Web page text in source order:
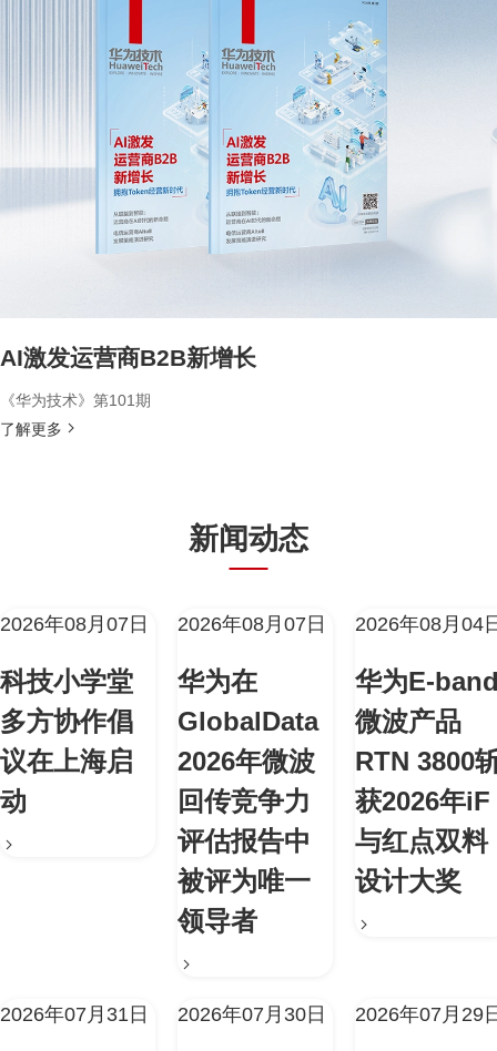
AI激发运营商B2B新增长
《华为技术》第101期
了解更多
新闻动态
2026年08月07日
科技小学堂
多方协作倡
议在上海启
动
2026年08月07日
华为在
GlobalData
2026年微波
回传竞争力
评估报告中
被评为唯一
领导者
2026年08月04
华为E-
微波产品
RTN 3800
获2026年iF
与红点双料
设计大奖
2026年07月31日 2026年07月30日 2026年07月29